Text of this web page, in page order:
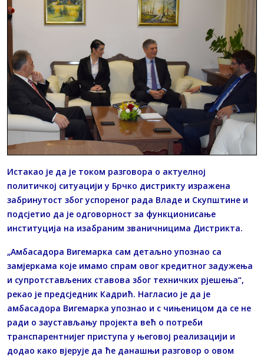
Истакао је да је током разговора о актуелној
политичкој ситуацији у Брчко дистрикту изражена
забринутост због успореног рада Владе и Скупштине и
подсјетио да је одговорност за функционисање
институција на изабраним званичницима Дистрикта.
„Амбасадора Вигемарка сам детаљно упознао са
замјеркама које имамо спрам овог кредитног задужења
и супротстављених ставова због техничких рјешења“,
рекао је предсједник Кадрић. Нагласио је да је
амбасадора Вигемарка упознао и с чињеницом да се не
ради о заустављању пројекта већ о потреби
транспарентнијег приступа у његовој реализацији и
додао како вјерује да ће данашњи разговор о овом